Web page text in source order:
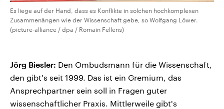
Es liege auf der Hand, dass es Konflikte in solchen hochkomplexen
Zusammenängen wie der Wissenschaft gebe, so Wolfgang Löwer.
(picture-alliance / dpa / Romain Fellens)
Jörg Biesler: Den Ombudsmann für die Wissenschaft,
den gibt's seit 1999. Das ist ein Gremium, das
Ansprechpartner sein soll in Fragen guter
wissenschaftlicher Praxis. Mittlerweile gibt's